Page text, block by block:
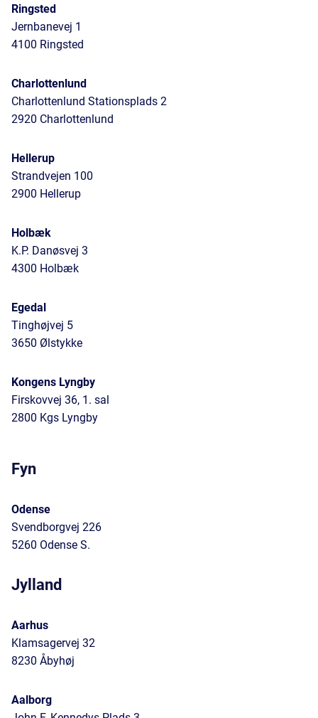
Ringsted
Jernbanevej 1
4100 Ringsted
Charlottenlund
Charlottenlund Stationsplads 2
2920 Charlottenlund
Hellerup
Strandvejen 100
2900 Hellerup
Holbæk
K.P. Danøsvej 3
4300 Holbæk
Egedal
Tinghøjvej 5
3650 Ølstykke
Kongens Lyngby
Firskovvej 36, 1. sal
2800 Kgs Lyngby
Fyn
Odense
Svendborgvej 226
5260 Odense S.
Jylland
Aarhus
Klamsagervej 32
8230 Åbyhøj
Aalborg